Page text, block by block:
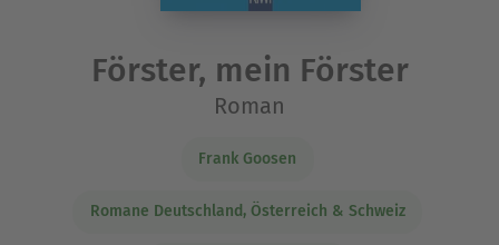
Förster, mein Förster
Roman
Frank Goosen
Romane Deutschland, Österreich & Schweiz